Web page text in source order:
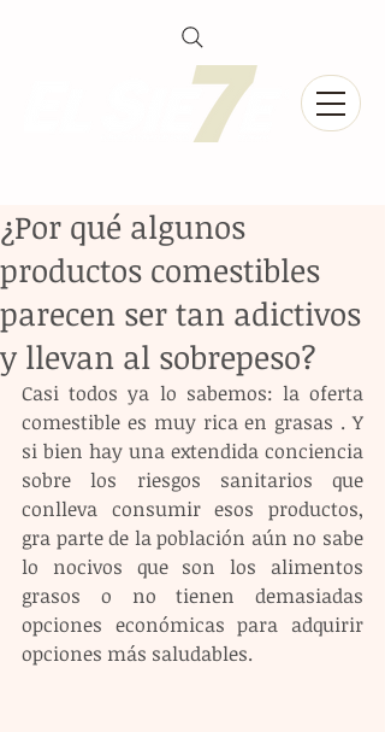
¿Por qué algunos
productos comestibles
parecen ser tan adictivos
y llevan al sobrepeso?
Casi todos ya lo sabemos: la oferta
comestible es muy rica en grasas . Y
si bien hay una extendida conciencia
sobre los riesgos sanitarios que
conlleva consumir esos productos,
gra parte de la población aún no sabe
lo nocivos que son los alimentos
grasos o no tienen demasiadas
opciones económicas para adquirir
opciones más saludables.